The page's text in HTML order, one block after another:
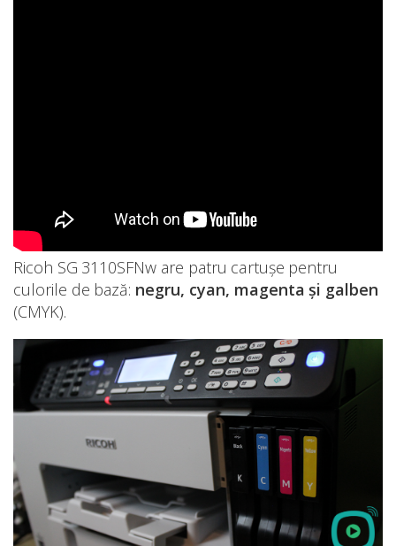
Ricoh SG 3110SFNw are patru cartușe pentru
culorile de bază: negru, cyan, magenta și galben
(CMYK).